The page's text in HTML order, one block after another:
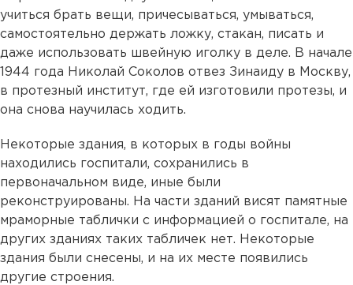
учиться брать вещи, причесываться, умываться,
самостоятельно держать ложку, стакан, писать и
даже использовать швейную иголку в деле. В начале
1944 года Николай Соколов отвез Зинаиду в Москву,
в протезный институт, где ей изготовили протезы, и
она снова научилась ходить.
Некоторые здания, в которых в годы войны
находились госпитали, сохранились в
первоначальном виде, иные были
реконструированы. На части зданий висят памятные
мраморные таблички с информацией о госпитале, на
других зданиях таких табличек нет. Некоторые
здания были снесены, и на их месте появились
другие строения.